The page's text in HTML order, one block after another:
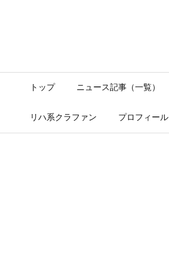
トップ ニュース記事（一覧）
リハ系クラファン プロフィール